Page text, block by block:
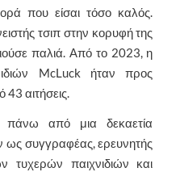
που είσαι τόσο καλός.
τσιπ στην κορυφή της
παλιά. Από το 2023, η
McLuck ήταν προς
αιτήσεις.
από μια δεκαετία
ως συγγραφέας, ερευνητής
τυχερών παιχνιδιών και